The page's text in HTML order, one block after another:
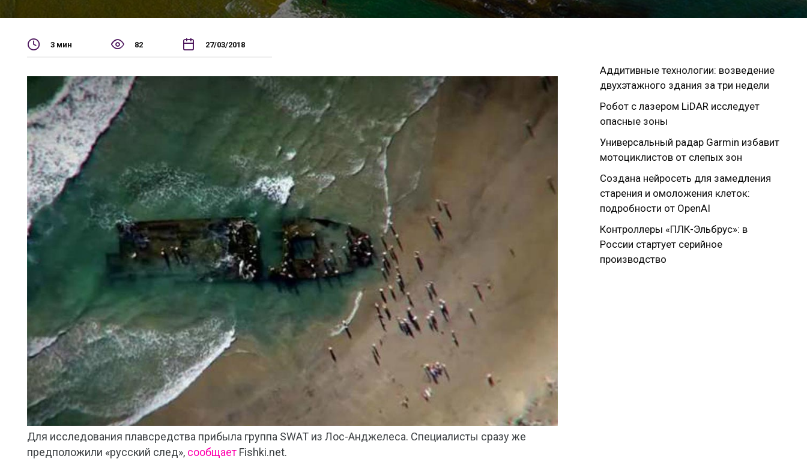
3 мин 82 27/03/2018
Для исследования плавсредства прибыла группа SWAT из Лос-Анджелеса. Специалисты сразу же
предположили «русский след», сообщает Fishki.net.
Аддитивные технологии: возведение
двухэтажного здания за три недели
Робот с лазером LiDAR исследует
опасные зоны
Универсальный радар Garmin избавит
мотоциклистов от слепых зон
Создана нейросеть для замедления
старения и омоложения клеток:
подробности от OpenAI
Контроллеры «ПЛК-Эльбрус»: в
России стартует серийное
производство